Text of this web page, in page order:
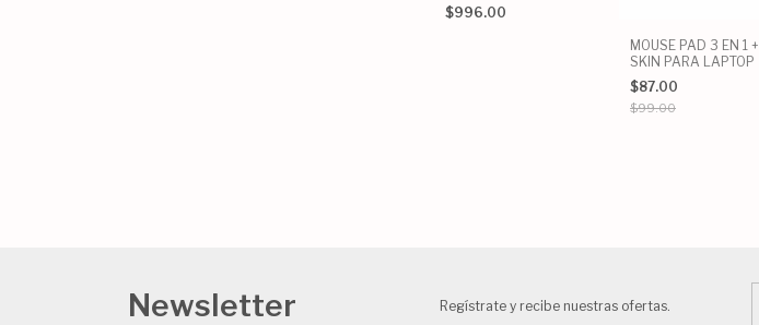
SUECO
$996.00
MOUSE PAD 3 EN 1 +
SKIN PARA LAPTOP
$87.00
$99.00
Newsletter Regístrate y recibe nuestras ofertas.